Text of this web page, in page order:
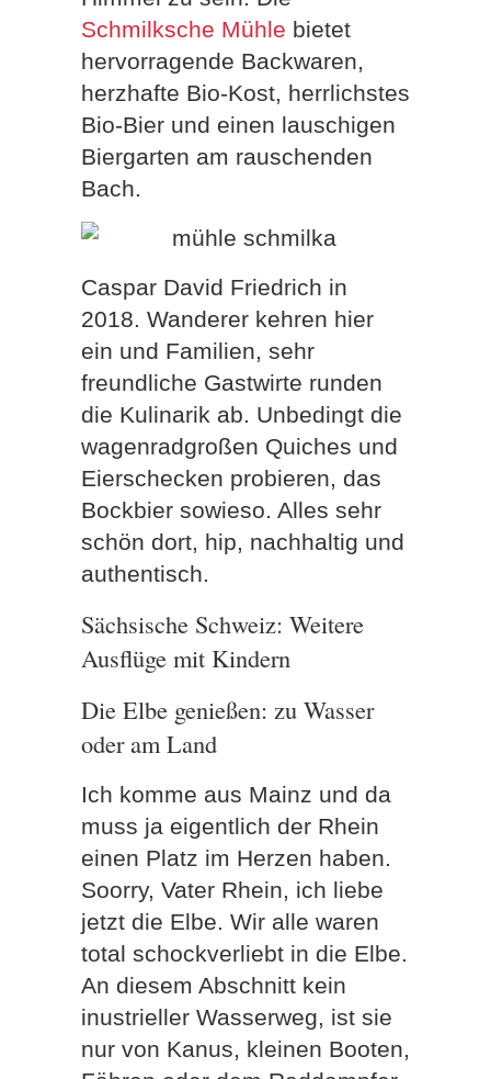
Schmilksche Mühle bietet
hervorragende Backwaren,
herzhafte Bio-Kost, herrlichstes
Bio-Bier und einen lauschigen
Biergarten am rauschenden
Bach.
Caspar David Friedrich in
2018. Wanderer kehren hier
ein und Familien, sehr
freundliche Gastwirte runden
die Kulinarik ab. Unbedingt die
wagenradgroßen Quiches und
Eierschecken probieren, das
Bockbier sowieso. Alles sehr
schön dort, hip, nachhaltig und
authentisch.
Sächsische Schweiz: Weitere
Ausflüge mit Kindern
Die Elbe genießen: zu Wasser
oder am Land
Ich komme aus Mainz und da
muss ja eigentlich der Rhein
einen Platz im Herzen haben.
Soorry, Vater Rhein, ich liebe
jetzt die Elbe. Wir alle waren
total schockverliebt in die Elbe.
An diesem Abschnitt kein
inustrieller Wasserweg, ist sie
nur von Kanus, kleinen Booten,